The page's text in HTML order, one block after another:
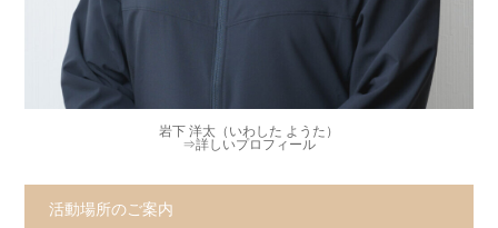
岩下 洋太（いわした ようた）
⇒詳しいプロフィール
活動場所のご案内